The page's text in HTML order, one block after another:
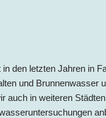
in den letzten Jahren in
und Brunnenwasser
auch in weiteren